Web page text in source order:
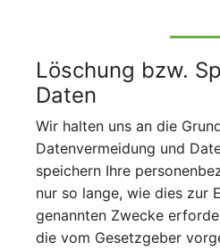
Löschung bzw.
Daten
Wir halten uns an die
Datenvermeidung und
speichern Ihre
nur so lange, wie dies zur
genannten Zwecke
die vom Gesetzgeber